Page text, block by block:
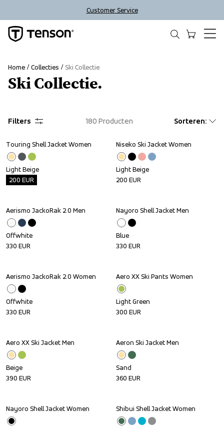
Customer Service
Home Collecties Ski Collectie
Ski Collectie.
Filters 180 Producten Sorteren:
Outlet
Touring Shell Jacket Women
Light Beige
200 EUR
Niseko Ski Jacket Women
Light Beige
200 EUR
Aerismo JackoRak 2.0 Men
Offwhite
330 EUR
Nayoro Shell Jacket Men
Blue
330 EUR
Aerismo JackoRak 2.0 Women
Offwhite
330 EUR
Aero XX Ski Pants Women
Light Green
300 EUR
Aero XX Ski Jacket Men
Beige
390 EUR
Aeron Ski Jacket Men
Sand
360 EUR
Nayoro Shell Jacket Women Shibui Shell Jacket Women